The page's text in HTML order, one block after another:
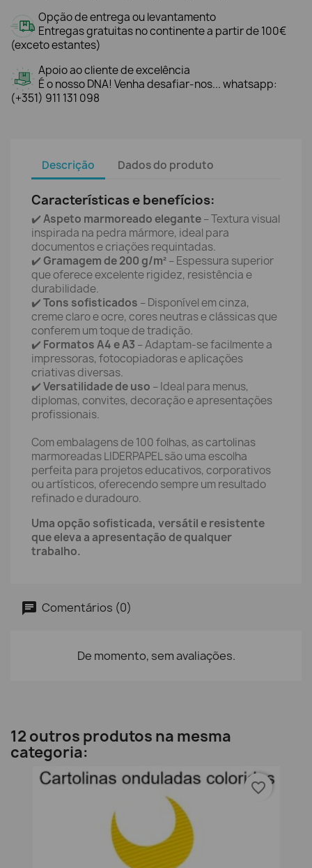
Opção de entrega ou levantamento
Entregas gratuitas no continente a partir de 100€
(exceto estantes)
Apoio ao cliente de excelência
É o nosso DNA! Venha desafiar-nos... whatsapp:
(+351) 911 131 098
Descrição Dados do produto
Características e benefícios:
✔️Aspeto marmoreado elegante– Textura visual
inspirada na pedra mármore, ideal para
documentos e criações requintadas.
✔️Gramagem de 200 g/m²– Espessura superior
que oferece excelente rigidez, resistência e
durabilidade.
✔️Tons sofisticados – Disponível em cinza,
creme claro e ocre, cores neutras e clássicas que
conferem um toque de tradição.
✔️ Formatos A4 e A3 – Adaptam-se facilmente a
impressoras, fotocopiadoras e aplicações
criativas diversas.
✔️Versatilidade de uso – Ideal para menus,
diplomas, convites, decoração e apresentações
profissionais.
Com embalagens de 100 folhas, as cartolinas
marmoreadas LIDERPAPEL são uma escolha
perfeita para projetos educativos, corporativos
ou artísticos, oferecendo sempre um resultado
refinado e duradouro.
Uma opção sofisticada, versátil e resistente
que eleva a apresentação de qualquer
trabalho.
Comentários (0)
De momento, sem avaliações.
12 outros produtos na mesma
categoria:
favorite_border